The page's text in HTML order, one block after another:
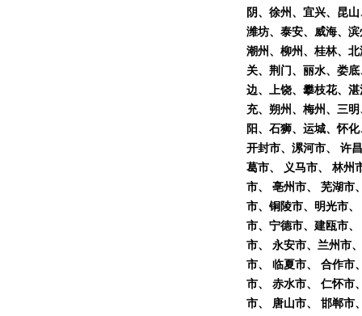
阴、徐州、宜兴、昆
潍坊、泰安、威海、
潮州、柳州、桂林、
关、荆门、丽水、娄
边、上饶、攀枝花、
充、朔州、梅州、三
阳、石狮、运城、怀
开封市、漯河市、 许
葛市、 义马市、 林州
市、 亳州市、 芜湖市
市、铜陵市、明光市
市、宁德市、建瓯市
市、 永安市、兰州市
市、 临夏市、 合作市
市、 赤水市、 仁怀市
市、 唐山市、 邯郸市